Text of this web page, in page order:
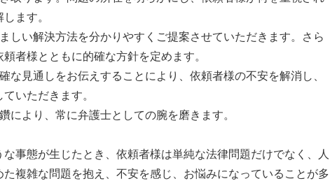
ます。
しい解決方法を分かりやすくご提案させていただきます。さら
者様とともに的確な方針を定めます。
見通しをお伝えすることにより、依頼者様の不安を解消し、
いただきます。
より、常に弁護士としての腕を磨きます。
事態が生じたとき、依頼者様は単純な法律問題だけでなく、人
た複雑な問題を抱え、不安を感じ、お悩みになっていることが多